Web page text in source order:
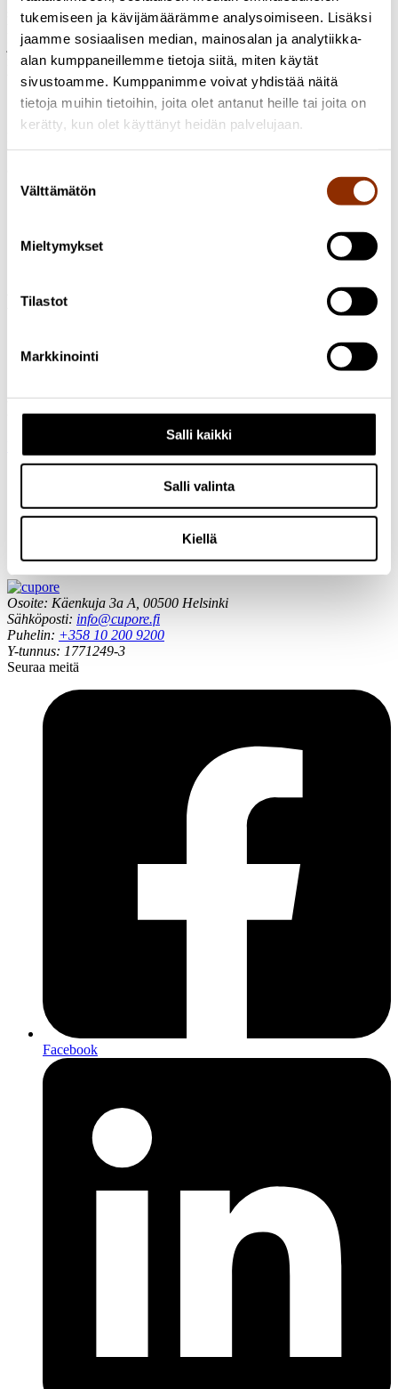
tukemiseen ja kävijämäärämme analysoimiseen. Lisäksi
jaamme sosiaalisen median, mainosalan ja analytiikka-
alan kumppaneillemme tietoja siitä, miten käytät
sivustoamme. Kumppanimme voivat yhdistää näitä
tietoja muihin tietoihin, joita olet antanut heille tai joita on
kerätty, kun olet käyttänyt heidän palvelujaan.
valinta
Välttämätön
Mieltymykset
Tilastot
Markkinointi
Salli kaikki
Salli valinta
Kiellä
suomalaisen visuaalisen taiteen toimialan rakenteistauudistuvana
. Vuonna 2025 julkaisemme vielä hankkeen loppuraportin,
jossa esitetään konkreettisia ehdotuksia siitä, kuka voisi tehdä
mitäkin toimialan kehittämiseksi. Sen jälkeen on jokaisen alan
toimijan vuoro toimia.
Kirjoittajat
Maria Hirvi-Ijäs Erikoistutkija, FT, nykytaiteen dosentti
+358
Poiminnat uutishuoneesta
Kulttuuripolitiikka tarvitsee tietoa ja
investointeja
Sama taistelu, eri näyttämö: Ranskan ja
Suomen julkisen median sodat
Osoite: Käenkuja 3a A, 00500 Helsinki
Sähköposti: info@cupore.fi
Puhelin: +358 10 200 9200
Y-tunnus: 1771249-3
Seuraa meitä
Facebook